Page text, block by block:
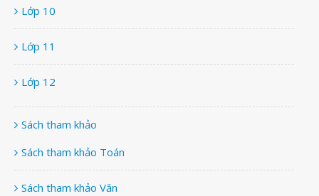
Lớp 10
Lớp 11
Lớp 12
Sách tham khảo
Sách tham khảo Toán
Sách tham khảo Văn